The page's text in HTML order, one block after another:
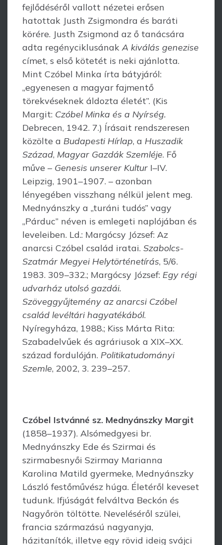
fejlődé­séről vallott nézetei erősen
hatottak Justh Zsigmondra és baráti
körére. Justh Zsigmond az ő tanácsára
adta re­gényciklusának A kiválás genezise
címet, s első kötetét is neki ajánlotta.
Mint Czóbel Minka írta bátyjáról:
„egyenesen a magyar fajmentő
törekvéseknek áldozta életét”. (Kis
Margit: Czóbel Minka és a Nyírség.
Debrecen, 1942. 7.) Írásait rendszeresen
közölte a Budapesti Hírlap, a Huszadik
Század, Magyar Gazdák Szemléje. Fő
műve – Genesis unserer Kultur I–IV.
Leipzig, 1901–1907. – azonban
lényegében visszhang nélkül jelent meg.
Mednyánszky a „turáni tudós” vagy
„Párduc” néven is emlegeti naplójában és
leveleiben. Ld.: Mar­gócsy József: Az
anarcsi Czóbel család iratai. Szabolcs-
Szatmár Megyei Helytör­ténetírás, 5/6.
1983. 309–332.; Margócsy József: Egy régi
udvarház utolsó gazdái.
Szöveggyűjtemény az anarcsi Czóbel
család levéltári hagyatékából.
Nyíregyháza, 1988.; Kiss Márta Rita:
Szabadelvűek és agráriusok a XIX–XX.
század fordulóján. Politikatudományi
Szemle, 2002, 3. 239–257.
Czóbel Istvánné sz. Mednyánszky Margit
(1858–1937). Alsómedgyesi br.
Mednyánszky Ede és Szirmai és
szirmabesnyői Szirmay Marianna
Karolina Matild gyerme­ke, Mednyánszky
László festőművész húga. Életéről keveset
tudunk. Ifjúságát felváltva Beckón és
Nagyőrön töltötte. Neveléséről szülei,
francia származású nagyanyja,
házitanítók, illetve egy rövid ideig svájci